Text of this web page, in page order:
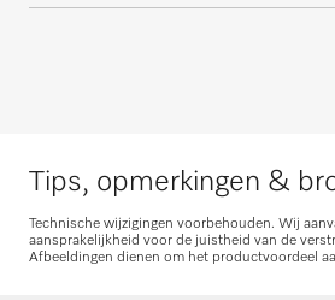
Onderdelen
Tips, opmerkingen &
Technische wijzigingen voorbehouden. Wij
aansprakelijkheid voor de juistheid van de
Afbeeldingen dienen om het productvoordeel